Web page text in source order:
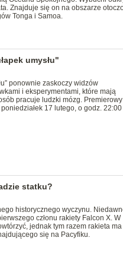
Znajduje się on na obszarze
Tonga i Samoa.
umysłu"
ponownie zaskoczy widzów
i eksperymentami, które mają
pracuje ludzki mózg. Premierowy
17 lutego, o godz. 22:00
statku?
historycznego wyczynu.
członu rakiety Falcon X. W
jednak tym razem rakieta ma
się na Pacyfiku.